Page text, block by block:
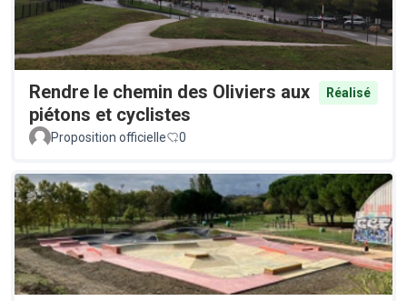
Rendre le chemin des Oliviers aux
piétons et cyclistes
Réalisé
Proposition officielle 0